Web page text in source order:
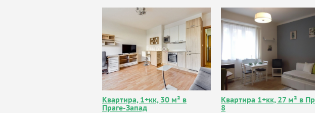
Квартира, 1+кк, 30 м² в
Праге-Запад
Квартира 1+кк, 27 м² в
8